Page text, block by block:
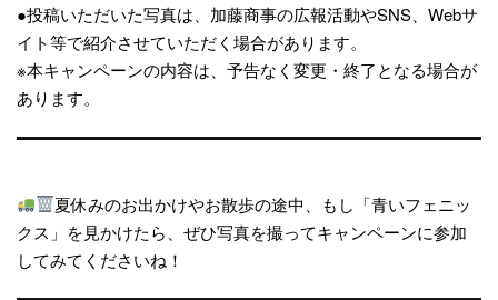
●投稿いただいた写真は、加藤商事の広報活動やSNS、Webサ
イト等で紹介させていただく場合があります。
※本キャンペーンの内容は、予告なく変更・終了となる場合が
あります。
夏休みのお出かけやお散歩の途中、もし「青いフェニッ
クス」を見かけたら、ぜひ写真を撮ってキャンペーンに参加
してみてくださいね！